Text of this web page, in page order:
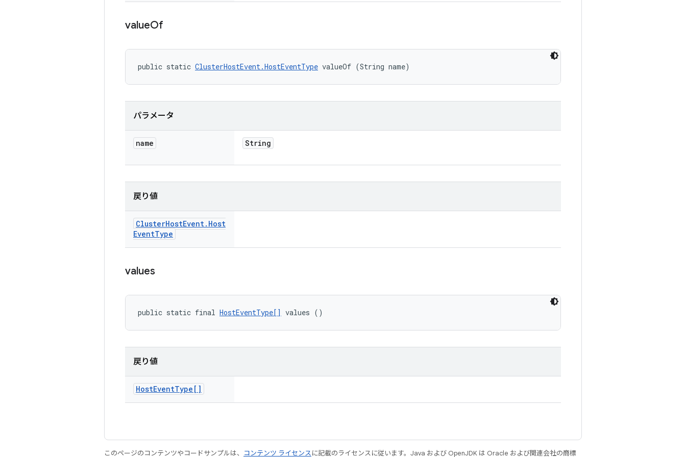
valueOf
public static ClusterHostEvent.HostEventType valueOf (String name)
パラメータ
name String
戻り値
ClusterHostEvent. Host
EventType
values
public static final HostEventType[] values ()
戻り値
HostEventType[]
このページのコンテンツやコードサンプルは、 コンテンツ ライセンスに記載のライセンスに従います。Java および OpenJDK は Oracle および関連会社の商標